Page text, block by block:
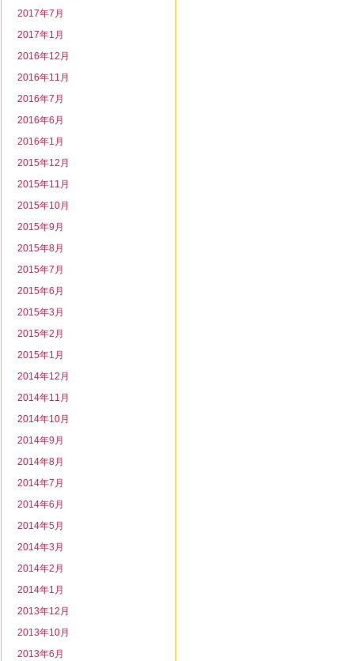
2017年7月
2017年1月
2016年12月
2016年11月
2016年7月
2016年6月
2016年1月
2015年12月
2015年11月
2015年10月
2015年9月
2015年8月
2015年7月
2015年6月
2015年3月
2015年2月
2015年1月
2014年12月
2014年11月
2014年10月
2014年9月
2014年8月
2014年7月
2014年6月
2014年5月
2014年3月
2014年2月
2014年1月
2013年12月
2013年10月
2013年6月